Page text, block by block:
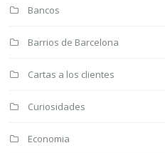
Bancos
Barrios de Barcelona
Cartas a los clientes
Curiosidades
Economia